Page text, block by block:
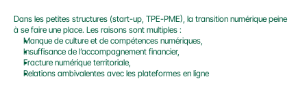
Dans les petites structures (start-up, TPE-PME), la transition numérique peine
à se faire une place. Les raisons sont multiples :
Manque de culture et de compétences numériques,
Insuffisance de l’accompagnement financier,
Fracture numérique territoriale,
Relations ambivalentes avec les plateformes en ligne